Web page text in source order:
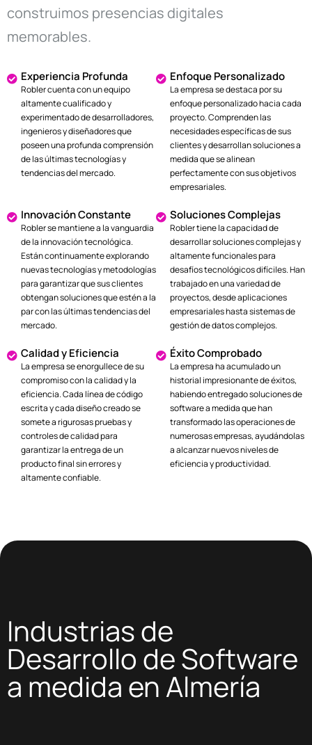
construimos presencias digitales
memorables.
Experiencia Profunda
Robler cuenta con un equipo
altamente cualificado y
experimentado de desarrolladores,
ingenieros y diseñadores que
poseen una profunda comprensión
de las últimas tecnologías y
tendencias del mercado.
Enfoque Personalizado
La empresa se destaca por su
enfoque personalizado hacia cada
proyecto. Comprenden las
necesidades específicas de sus
clientes y desarrollan soluciones a
medida que se alinean
perfectamente con sus objetivos
empresariales.
Innovación Constante
Robler se mantiene a la vanguardia
de la innovación tecnológica.
Están continuamente explorando
nuevas tecnologías y metodologías
para garantizar que sus clientes
obtengan soluciones que estén a la
par con las últimas tendencias del
mercado.
Soluciones Complejas
Robler tiene la capacidad de
desarrollar soluciones complejas y
altamente funcionales para
desafíos tecnológicos difíciles. Han
trabajado en una variedad de
proyectos, desde aplicaciones
empresariales hasta sistemas de
gestión de datos complejos.
Calidad y Eficiencia
La empresa se enorgullece de su
compromiso con la calidad y la
eficiencia. Cada línea de código
escrita y cada diseño creado se
somete a rigurosas pruebas y
controles de calidad para
garantizar la entrega de un
producto final sin errores y
altamente confiable.
Éxito Comprobado
La empresa ha acumulado un
historial impresionante de éxitos,
habiendo entregado soluciones de
software a medida que han
transformado las operaciones de
numerosas empresas, ayudándolas
a alcanzar nuevos niveles de
eficiencia y productividad.
Industrias de
Desarrollo de Software
a medida en Almería